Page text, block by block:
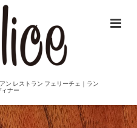
ン レストラン フェリーチェ｜ラン
ナー